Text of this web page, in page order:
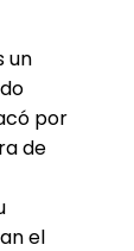
un
por
de
el